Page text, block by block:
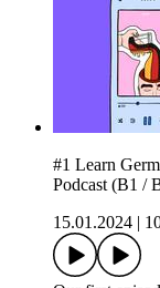
#1 Learn
Podcast (B1 /
15.01.2024 |